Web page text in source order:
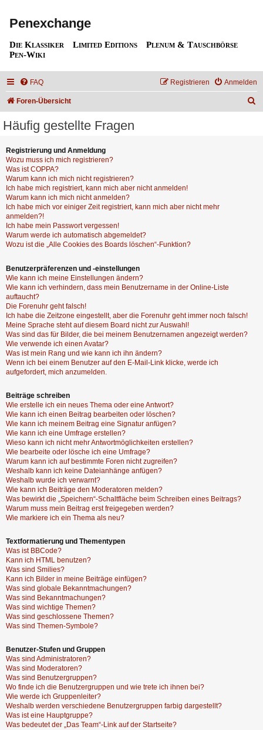
Penexchange
Die Klassiker Limited Editions
Plenum & Tauschbörse
Pen-Wiki
FAQ Anmelden
Registrieren
Foren-Übersicht
Häufig gestellte Fragen
Registrierung und Anmeldung
Wozu muss ich mich registrieren?
Was ist COPPA?
Warum kann ich mich nicht registrieren?
Ich habe mich registriert, kann mich aber nicht anmelden!
Warum kann ich mich nicht anmelden?
Ich habe mich vor einiger Zeit registriert, kann mich aber nicht mehr
anmelden?!
Ich habe mein Passwort vergessen!
Warum werde ich automatisch abgemeldet?
Wozu ist die „Alle Cookies des Boards löschen“-Funktion?
Benutzerpräferenzen und -einstellungen
Wie kann ich meine Einstellungen ändern?
Wie kann ich verhindern, dass mein Benutzername in der Online-Liste
auftaucht?
Die Forenuhr geht falsch!
Ich habe die Zeitzone eingestellt, aber die Forenuhr geht immer noch falsch!
Meine Sprache steht auf diesem Board nicht zur Auswahl!
Was sind das für Bilder, die bei meinem Benutzernamen angezeigt werden?
Wie verwende ich einen Avatar?
Was ist mein Rang und wie kann ich ihn ändern?
Wenn ich bei einem Benutzer auf den E-Mail-Link klicke, werde ich
aufgefordert, mich anzumelden.
Beiträge schreiben
Wie erstelle ich ein neues Thema oder eine Antwort?
Wie kann ich einen Beitrag bearbeiten oder löschen?
Wie kann ich meinem Beitrag eine Signatur anfügen?
Wie kann ich eine Umfrage erstellen?
Wieso kann ich nicht mehr Antwortmöglichkeiten erstellen?
Wie bearbeite oder lösche ich eine Umfrage?
Warum kann ich auf bestimmte Foren nicht zugreifen?
Weshalb kann ich keine Dateianhänge anfügen?
Weshalb wurde ich verwarnt?
Wie kann ich Beiträge den Moderatoren melden?
Was bewirkt die „Speichern“-Schaltfläche beim Schreiben eines Beitrags?
Warum muss mein Beitrag erst freigegeben werden?
Wie markiere ich ein Thema als neu?
Textformatierung und Thementypen
Was ist BBCode?
Kann ich HTML benutzen?
Was sind Smilies?
Kann ich Bilder in meine Beiträge einfügen?
Was sind globale Bekanntmachungen?
Was sind Bekanntmachungen?
Was sind wichtige Themen?
Was sind geschlossene Themen?
Was sind Themen-Symbole?
Benutzer-Stufen und Gruppen
Was sind Administratoren?
Was sind Moderatoren?
Was sind Benutzergruppen?
Wo finde ich die Benutzergruppen und wie trete ich ihnen bei?
Wie werde ich Gruppenleiter?
Weshalb werden verschiedene Benutzergruppen farbig dargestellt?
Was ist eine Hauptgruppe?
Was bedeutet der „Das Team“-Link auf der Startseite?